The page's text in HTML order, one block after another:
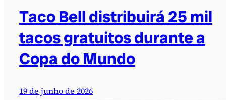
Taco Bell distribuirá 25 mil
tacos gratuitos durante a
Copa do Mundo
19 de junho de 2026